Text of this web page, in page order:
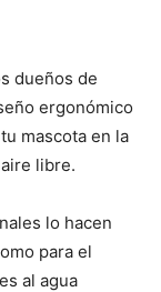
dueños de
ergonómico
mascota en la
libre.
lo hacen
para el
al agua